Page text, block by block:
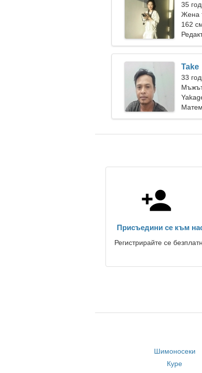
35
Жена
162
Take
33
Присъедини се към
Регистрирайте се
Шимоносеки
Куре